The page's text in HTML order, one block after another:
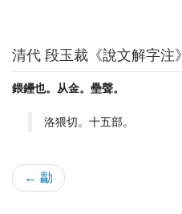
清代 段玉裁《說文解字注》
鍡鑸也。从金。壘聲。
洛猥切。十五部。
← 㔣